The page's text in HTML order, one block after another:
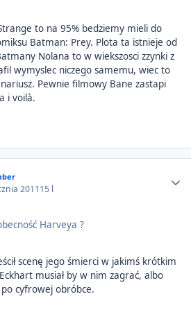
to na 95% bedziemy mieli do
Batman: Prey. Plota ta istnieje od
Nolana to w wiekszosci zzynki z
wymyslec niczego samemu, wiec to
Pewnie filmowy Bane zastapi
i voilà.
201115 l
Harveya ?
scenę jego śmierci w jakimś krótkim
musiał by w nim zagrać, albo
cyfrowej obróbce.